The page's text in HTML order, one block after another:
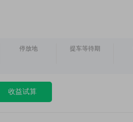
停放地 提车等待期
收益试算